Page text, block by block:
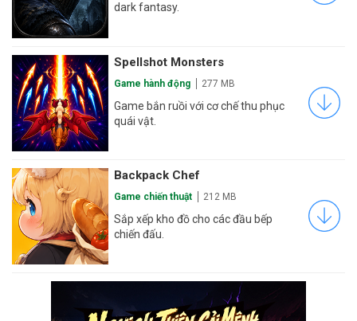
dark fantasy.
Spellshot Monsters
Game hành động 277 MB
Game bắn ruồi với cơ chế thu phục
quái vật.
Backpack Chef
Game chiến thuật 212 MB
Sắp xếp kho đồ cho các đầu bếp
chiến đấu.